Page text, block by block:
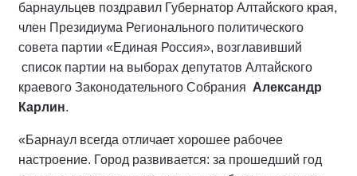
барнаульцев поздравил Губернатор Алтайского края,
член Президиума Регионального политического
совета партии «Единая Россия», возглавивший
список партии на выборах депутатов Алтайского
краевого Законодательного Собрания Александр
Карлин.
«Барнаул всегда отличает хорошее рабочее
настроение. Город развивается: за прошедший год